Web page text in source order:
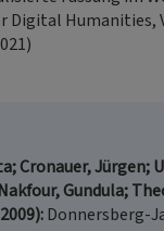
Digital Humanities,
Cronauer, Jürgen;
Gundula;
Donnersberg-